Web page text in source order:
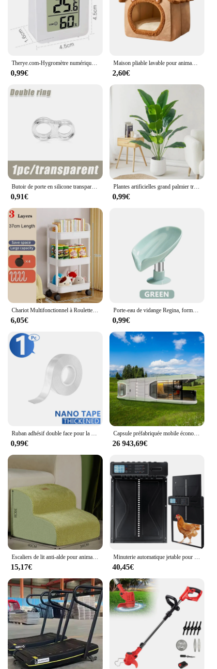
portrait, or a landscape, this mini projector provides
the necessary lighting to bring out the best in your
images. Its wholesale availability and accessibility
through vendors and suppliers make it an affordable
and reliable choice for both personal and
professional use.
0,99€
Maison pliable lavable pour animaux de compagnie, maison pour chat, canapé de diversification pour chiot, lit pour animaux de compagnie, chiens extra petits et chats moyens
2,60€
0,91€
Plantes artificielles grand palmier tropical, 1 pièce, faux gels, feuilles, vrai toucher, plastique, Monstera, pour la maison, le jardin, décor de fête
0,99€
6,05€
Porte-eau de vidange Regina, forme de cuir chevelu, boîte de douche Regina, étui à ventouse, maison moderne, accessoires
0,99€
Ruban adhésif double face pour la maison, ruban adhésif décoratif pour bain supplémentaire, ruban imperméable transparent épaissi, colle, choses utiles
0,99€
Capsule préfabriquée mobile économique, cabine préfabriquée, maison de conteneur, hôtel, 2 chambres à coucher, 20 pieds, 40 pieds
26 943,69€
Escaliers de lit anti-alde pour animaux de compagnie, maison pour chien, 2/3 marches, rampe pour petit chien, échelle pour chat, fournitures pour animaux de compagnie
15,17€
Minuterie automatique jetable pour porte de coop, affichage du moteur, ascenseur de synchronisation, étanche à l'eau, cages pour animaux de compagnie, extérieur, accessoire de ferme
40,45€